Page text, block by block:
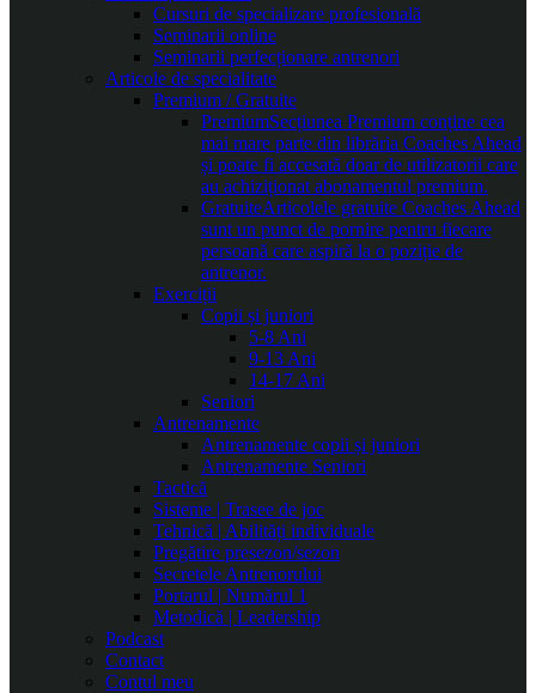
Cursuri de specializare profesională
Seminarii online
Seminarii perfecționare antrenori
Articole de specialitate
Premium / Gratuite
PremiumSecțiunea Premium conține cea
mai mare parte din librăria Coaches Ahead
și poate fi accesată doar de utilizatorii care
au achiziționat abonamentul premium.
GratuiteArticolele gratuite Coaches Ahead
sunt un punct de pornire pentru fiecare
persoană care aspiră la o poziție de
antrenor.
Exerciții
Copii și juniori
5-8 Ani
9-13 Ani
14-17 Ani
Seniori
Antrenamente
Antrenamente copii și juniori
Antrenamente Seniori
Tactică
Sisteme | Trasee de joc
Tehnică | Abilități individuale
Pregătire presezon/sezon
Secretele Antrenorului
Portarul | Numărul 1
Metodică | Leadership
Podcast
Contact
Contul meu